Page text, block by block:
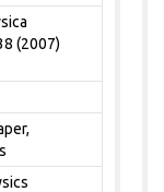
(2007)